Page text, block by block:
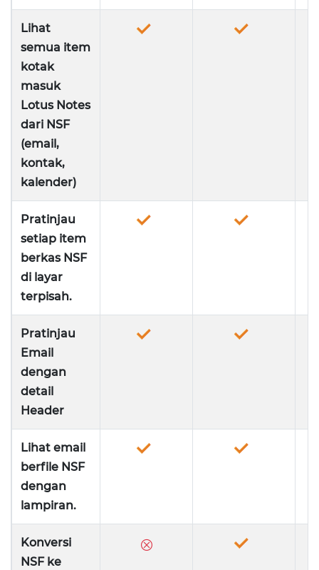
Lihat
semua item
kotak
masuk
Lotus Notes
dari NSF
(email,
kontak,
kalender)
Pratinjau
setiap item
berkas NSF
di layar
terpisah.
Pratinjau
Email
dengan
detail
Header
Lihat email
berfile NSF
dengan
lampiran.
Konversi
NSF ke
⮾